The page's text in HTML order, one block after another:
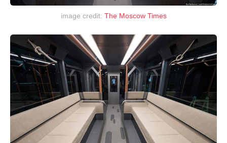
image credit: The Moscow Times